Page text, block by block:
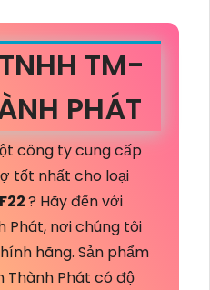
TM-
PHÁT
công ty cung cấp
tốt nhất cho loại
? Hãy đến với
Phát, nơi chúng tôi
hãng. Sản phẩm
Thành Phát có độ